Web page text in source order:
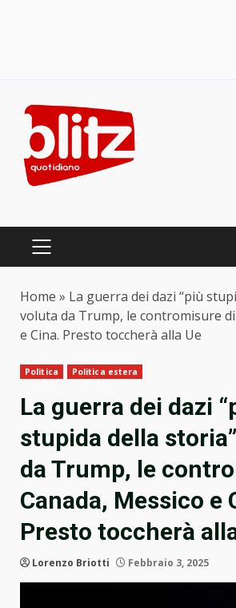
content
PRIMARY
Home » La guerra dei dazi “più
voluta da Trump, le contromisure di
e Cina. Presto toccherà alla Ue
Politica Politica estera
La guerra dei dazi
stupida della
da Trump, le
Canada, Messico e
Presto toccherà
Lorenzo Briotti Febbraio 3, 2025